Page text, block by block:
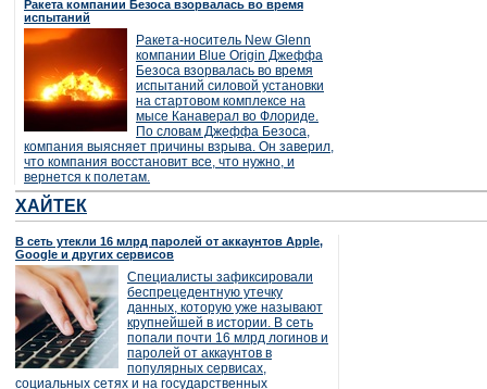
Ракета компании Безоса взорвалась во время
испытаний
Ракета-носитель New Glenn
компании Blue Origin Джеффа
Безоса взорвалась во время
испытаний силовой установки
на стартовом комплексе на
мысе Канаверал во Флориде.
По словам Джеффа Безоса,
компания выясняет причины взрыва. Он заверил,
что компания восстановит все, что нужно, и
вернется к полетам.
ХАЙТЕК
В сеть утекли 16 млрд паролей от аккаунтов Apple,
Google и других сервисов
Специалисты зафиксировали
беспрецедентную утечку
данных, которую уже называют
крупнейшей в истории. В сеть
попали почти 16 млрд логинов и
паролей от аккаунтов в
популярных сервисах,
социальных сетях и на государственных